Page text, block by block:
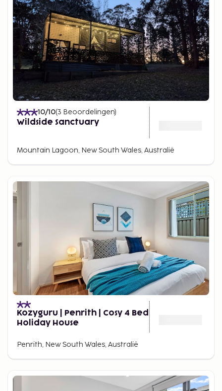
10/10(3 Beoordelingen)
Wildside Sanctuary
Mountain Lagoon, New South Wales, Australië
Kozyguru | Penrith | Cosy 4 Bed
Holiday House
Penrith, New South Wales, Australië